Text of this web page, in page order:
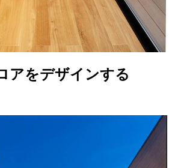
アをデザインする